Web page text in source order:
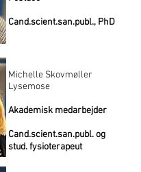
Cand.scient.san.publ., PhD
Michelle Skovmøller
Lysemose
Akademisk medarbejder
Cand.scient.san.publ. og
stud. fysioterapeut